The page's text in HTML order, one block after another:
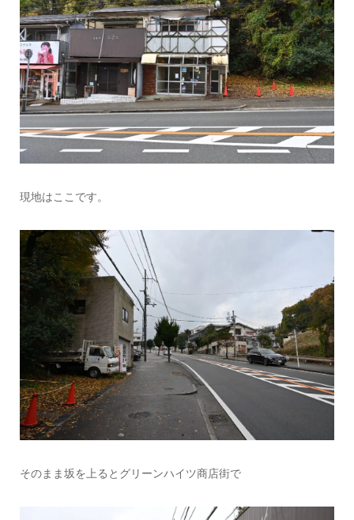
現地はここです。
そのまま坂を上るとグリーンハイツ商店街で